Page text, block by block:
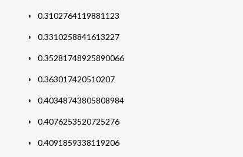
0.3102764119881123
0.3310258841613227
0.35281748925890066
0.363017420510207
0.40348743805808984
0.4076253520725276
0.4091859338119206